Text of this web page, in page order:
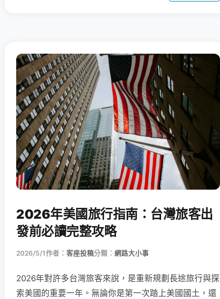
2026年美國旅行指南：台灣旅客出
發前必讀完整攻略
2026/5/1作者： 客座投稿分類： 網路大小事
2026年對許多台灣旅客來說，是重新規劃長途旅行與探
索美國的重要一年。無論你是第一次踏上美國國土，還